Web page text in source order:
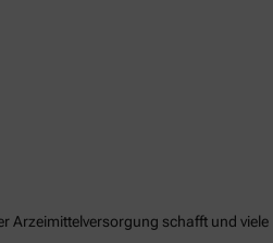
Arzeimittelversorgung schafft und viele